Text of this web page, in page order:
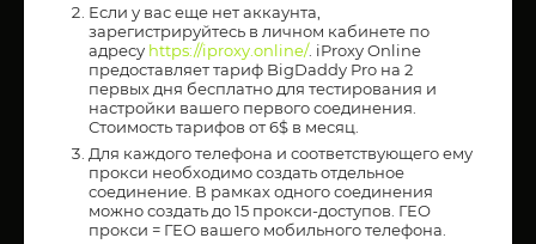
Если у вас еще нет аккаунта,
зарегистрируйтесь в личном кабинете по
адресу https://iproxy.online/. iProxy Online
предоставляет тариф BigDaddy Pro на 2
первых дня бесплатно для тестирования и
настройки вашего первого соединения.
Стоимость тарифов от 6$ в месяц.
Для каждого телефона и соответствующего ему
прокси необходимо создать отдельное
соединение. В рамках одного соединения
можно создать до 15 прокси-доступов. ГЕО
прокси = ГЕО вашего мобильного телефона.